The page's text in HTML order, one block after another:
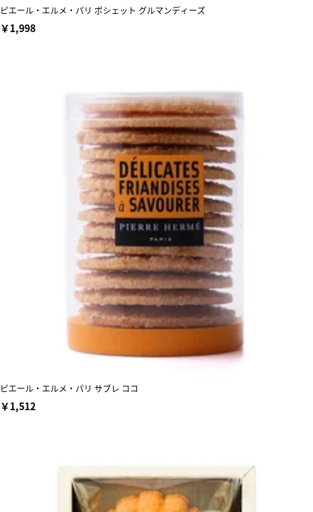
ピエール・エルメ・パリ ポシェット グルマンディーズ
￥1,998
ピエール・エルメ・パリ サブレ ココ
￥1,512